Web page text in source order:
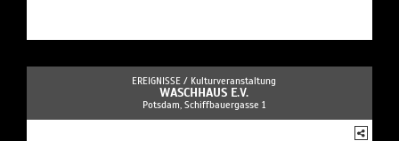
EREIGNISSE / Kulturveranstaltung
WASCHHAUS E.V.
Potsdam, Schiffbauergasse 1